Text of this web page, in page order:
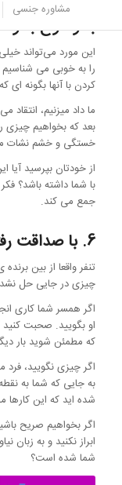
مشاوره جنسی
باشد که
به وضوح
این مورد می‌تواند
را به خوبی می شناسیم
کردن با آنها بگونه ای
ما داد میزنیم،
بعد که بخواهیم چیزی
خستگی و خشم نشات
از خودتان بپرسید
با شما داشته باشد؟
جمع می کند.
6. با صداقت رفتار کنید.
تنفر واقعا از بین
چیزی در جایی حل
اگر همسر شما کاری
او بگویید. صحبت
که مطمئن شوید بار
اگر چیزی نگویید، فرد
به جایی که شما به
شده اید که این کارها
اگر بخواهیم صریح
ابراز نکنید و به زبان
شما شده است؟